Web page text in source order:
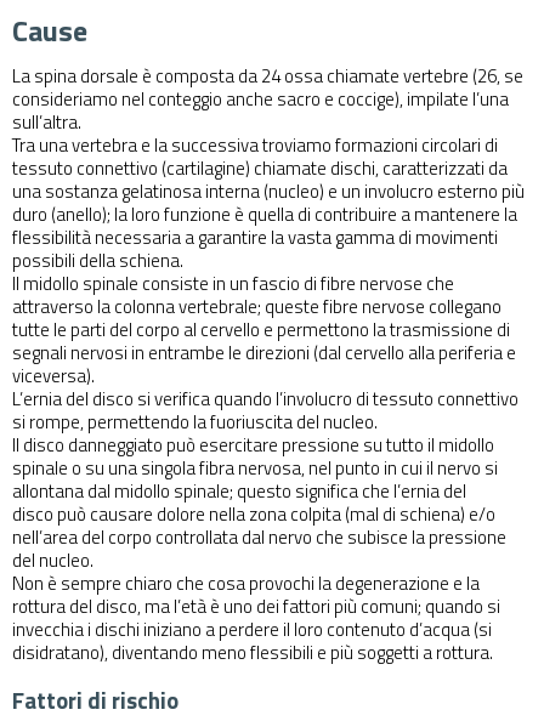
Cause
La spina dorsale è composta da 24 ossa chiamate vertebre (26, se
consideriamo nel conteggio anche sacro e coccige), impilate l’una
sull’altra.
Tra una vertebra e la successiva troviamo formazioni circolari di
tessuto connettivo (cartilagine) chiamate dischi, caratterizzati da
una sostanza gelatinosa interna (nucleo) e un involucro esterno più
duro (anello); la loro funzione è quella di contribuire a mantenere la
flessibilità necessaria a garantire la vasta gamma di movimenti
possibili della schiena.
Il midollo spinale consiste in un fascio di fibre nervose che
attraverso la colonna vertebrale; queste fibre nervose collegano
tutte le parti del corpo al cervello e permettono la trasmissione di
segnali nervosi in entrambe le direzioni (dal cervello alla periferia e
viceversa).
L’ernia del disco si verifica quando l’involucro di tessuto connettivo
si rompe, permettendo la fuoriuscita del nucleo.
Il disco danneggiato può esercitare pressione su tutto il midollo
spinale o su una singola fibra nervosa, nel punto in cui il nervo si
allontana dal midollo spinale; questo significa che l’ernia del
disco può causare dolore nella zona colpita (mal di schiena) e/o
nell’area del corpo controllata dal nervo che subisce la pressione
del nucleo.
Non è sempre chiaro che cosa provochi la degenerazione e la
rottura del disco, ma l’età è uno dei fattori più comuni; quando si
invecchia i dischi iniziano a perdere il loro contenuto d’acqua (si
disidratano), diventando meno flessibili e più soggetti a rottura.
Fattori di rischio